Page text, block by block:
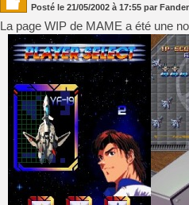
Posté le 21/05/2002 à 17:55 par
La page WIP de MAME a été une